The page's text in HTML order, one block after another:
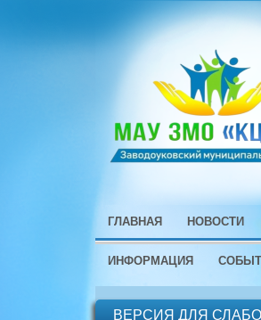
ГЛАВНАЯ НОВОСТИ
ИНФОРМАЦИЯ
ВЕРСИЯ ДЛЯ